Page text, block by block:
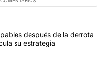
con más comentarios en los
"La Rosada busca
después de la derrota
su estrategia